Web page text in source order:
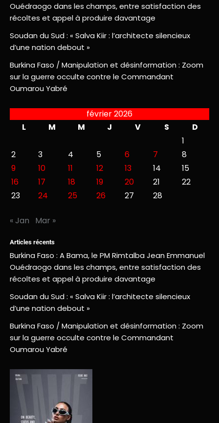
Ouédraogo dans les champs, entre satisfaction des
récoltes et appel à produire davantage
Soudan du Sud : « Salva Kiir : l’architecte silencieux
d’une nation debout »
Burkina Faso / Manipulation et désinformation : Zoom
sur la guerre occulte contre le Commandant
Oumarou Yabré
février 2026
L
M M J V S
D
1
2
3 4 5 6 7
8
9
10 11 12 13 14
15
16
17 18 19 20 21
22
23
24 25 26 27 28
« Jan Mar »
Articles récents
Burkina Faso : A Bama, le PM Rimtalba Jean Emmanuel
Ouédraogo dans les champs, entre satisfaction des
récoltes et appel à produire davantage
Soudan du Sud : « Salva Kiir : l’architecte silencieux
d’une nation debout »
Burkina Faso / Manipulation et désinformation : Zoom
sur la guerre occulte contre le Commandant
Oumarou Yabré